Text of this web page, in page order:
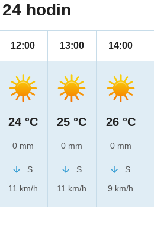
hodin
12:00
24 °C
0 mm
S
11 km/h
13:00
25 °C
0 mm
S
11 km/h
14:00
26 °C
0 mm
S
9 km/h